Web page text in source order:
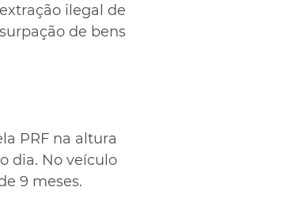
ilegal de
de bens
PRF na altura
dia. No veículo
9 meses.